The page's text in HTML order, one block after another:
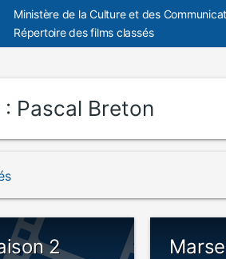
Ministère de la Culture et des
Répertoire des films classés
Pascal Breton
2